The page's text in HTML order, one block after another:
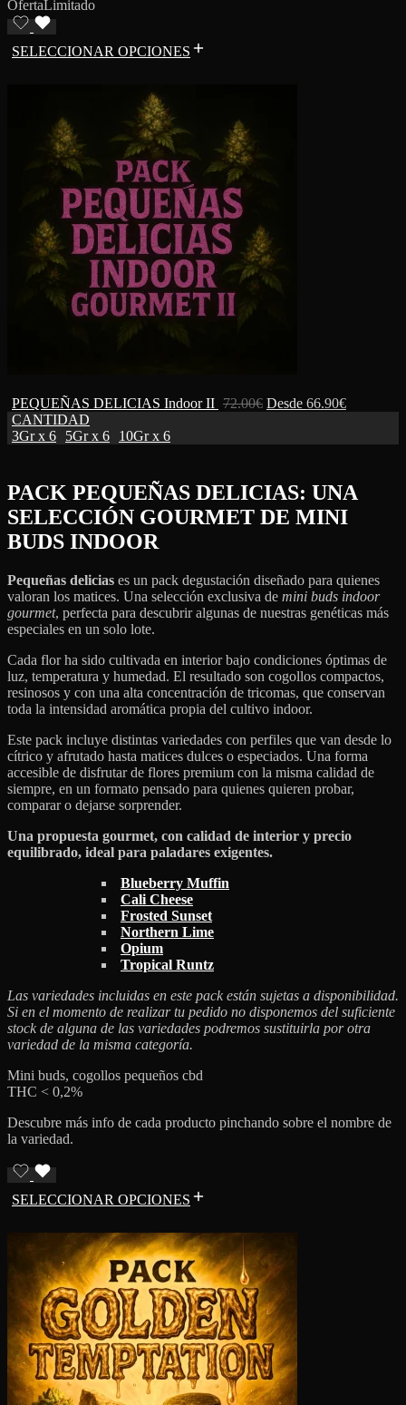
OfertaLimitado
SELECCIONAR OPCIONES
PEQUEÑAS DELICIAS Indoor II 72.00€ Desde 66.90€
CANTIDAD
3Gr x 6
5Gr x 6 10Gr x 6
PACK PEQUEÑAS DELICIAS: UNA
SELECCIÓN GOURMET DE MINI
BUDS INDOOR
Pequeñas delicias es un pack degustación diseñado para quienes
valoran los matices. Una selección exclusiva de mini buds indoor
gourmet, perfecta para descubrir algunas de nuestras genéticas más
especiales en un solo lote.
Cada flor ha sido cultivada en interior bajo condiciones óptimas de
luz, temperatura y humedad. El resultado son cogollos compactos,
resinosos y con una alta concentración de tricomas, que conservan
toda la intensidad aromática propia del cultivo indoor.
Este pack incluye distintas variedades con perfiles que van desde lo
cítrico y afrutado hasta matices dulces o especiados. Una forma
accesible de disfrutar de flores premium con la misma calidad de
siempre, en un formato pensado para quienes quieren probar,
comparar o dejarse sorprender.
Una propuesta gourmet, con calidad de interior y precio
equilibrado, ideal para paladares exigentes.
Blueberry Muffin
Cali Cheese
Frosted Sunset
Northern Lime
Opium
Tropical Runtz
Las variedades incluidas en este pack están sujetas a disponibilidad.
Si en el momento de realizar tu pedido no disponemos del suficiente
stock de alguna de las variedades podremos sustituirla por otra
variedad de la misma categoría.
Mini buds, cogollos pequeños cbd
THC < 0,2%
Descubre más info de cada producto pinchando sobre el nombre de
la variedad.
SELECCIONAR OPCIONES